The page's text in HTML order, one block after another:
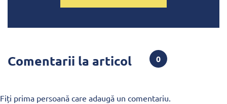
Comentarii la articol 0
Fiți prima persoană care adaugă un comentariu.